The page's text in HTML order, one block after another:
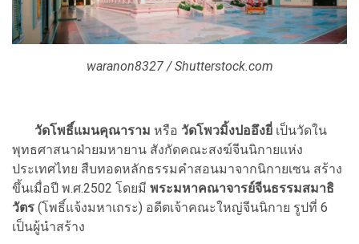
waranon8327 / Shutterstock.com
วัดโพธิ์แมนคุณาราม หรือ วัดโพวมิ้งปออึงยี่ เป็นวัดใน
พุทธศาสนาฝ่ายมหายาน สังกัดคณะสงฆ์จีนนิกายแห่ง
ประเทศไทย สืบทอดหลักธรรมคำสอนมาจากนิกายเซน สร้าง
ขึ้นเมื่อปี พ.ศ.2502 โดยมี พระมหาคณาจารย์จีนธรรมสมาธิ
วัตร (โพธิ์แจ้งมหาเถระ) อดีตเจ้าคณะใหญ่จีนนิกาย รูปที่ 6
เป็นผู้นำสร้าง